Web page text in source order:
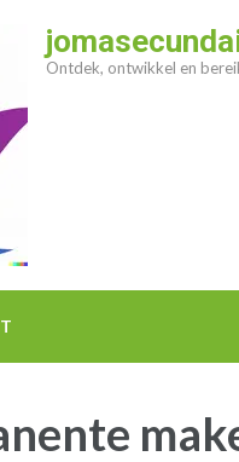
Ontdek, ontwikkel en